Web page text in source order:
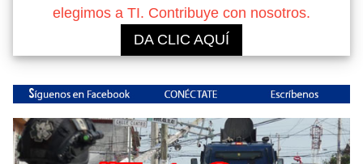
elegimos a TI. Contribuye con nosotros.
DA CLIC AQUÍ